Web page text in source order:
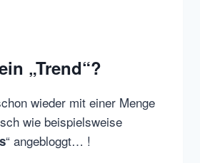
„Trend“?
wieder mit einer Menge
wie beispielsweise
“ angebloggt… !